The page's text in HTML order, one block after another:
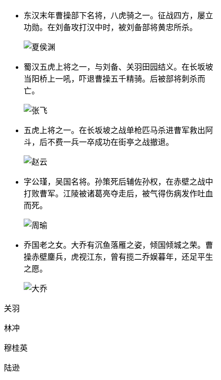
东汉末年曹操部下名将，八虎骑之一。征战四方，屡立
功勋。在刘备攻打汉中时，被刘备部将黄忠所杀。
蜀汉五虎上将之一，与刘备、关羽田园结义。在长坂坡
当阳桥上一吼，吓退曹操五千精骑。后被部将刺杀而
亡。
五虎上将之一。在长坂坡之战单枪匹马杀进曹军救出阿
斗，后不费一兵一卒成功在街亭之战撤退。
字公瑾，吴国名将。孙策死后辅佐孙权，在赤壁之战中
打败曹军。江陵被诸葛亮夺走后，被气得伤病发作吐血
而死。
乔国老之女。大乔有沉鱼落雁之姿，倾国倾城之荣。曹
操赤壁鏖兵，虎视江东，曾有揽二乔娱暮年，还足平生
之愿。
关羽
林冲
穆桂英
陆逊